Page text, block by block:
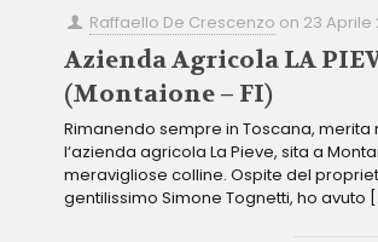
Raffaello De Crescenzo on 23 Aprile
Azienda Agricola LA
(Montaione – FI)
Rimanendo sempre in Toscana, merita
l‘azienda agricola La Pieve, sita a
meravigliose colline. Ospite del
gentilissimo Simone Tognetti, ho avuto